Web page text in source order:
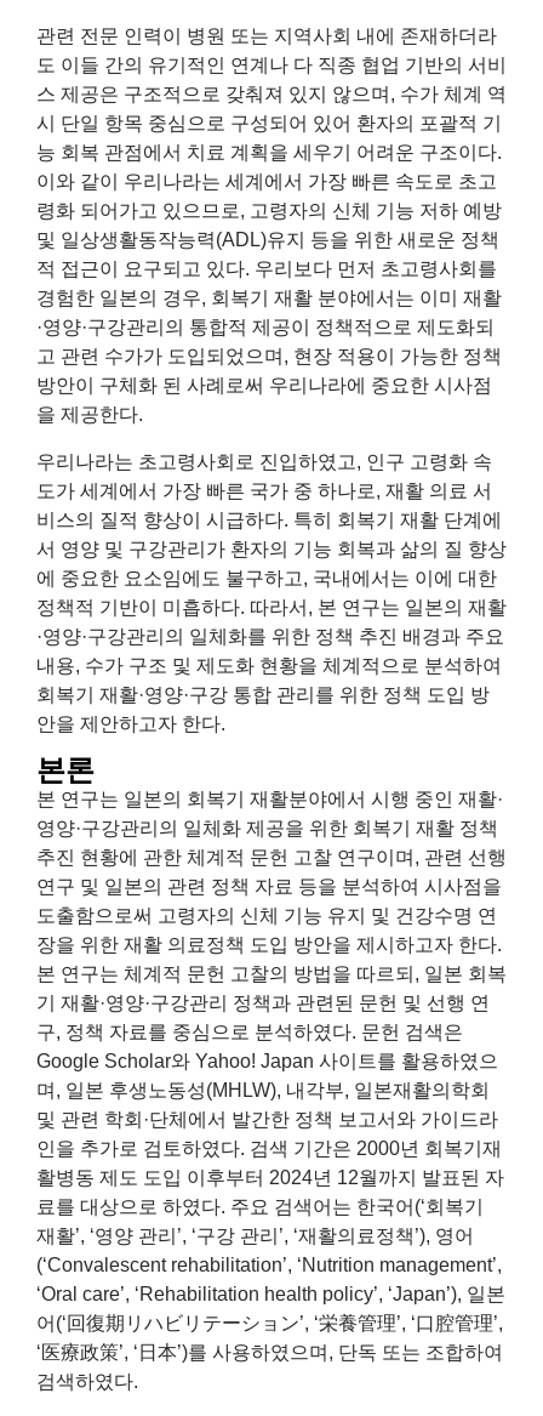
관련 전문 인력이 병원 또는 지역사회 내에 존재하더라
도 이들 간의 유기적인 연계나 다 직종 협업 기반의 서비
스 제공은 구조적으로 갖춰져 있지 않으며, 수가 체계 역
시 단일 항목 중심으로 구성되어 있어 환자의 포괄적 기
능 회복 관점에서 치료 계획을 세우기 어려운 구조이다.
이와 같이 우리나라는 세계에서 가장 빠른 속도로 초고
령화 되어가고 있으므로, 고령자의 신체 기능 저하 예방
및 일상생활동작능력(ADL)유지 등을 위한 새로운 정책
적 접근이 요구되고 있다. 우리보다 먼저 초고령사회를
경험한 일본의 경우, 회복기 재활 분야에서는 이미 재활
·영양·구강관리의 통합적 제공이 정책적으로 제도화되
고 관련 수가가 도입되었으며, 현장 적용이 가능한 정책
방안이 구체화 된 사례로써 우리나라에 중요한 시사점
을 제공한다.
우리나라는 초고령사회로 진입하였고, 인구 고령화 속
도가 세계에서 가장 빠른 국가 중 하나로, 재활 의료 서
비스의 질적 향상이 시급하다. 특히 회복기 재활 단계에
서 영양 및 구강관리가 환자의 기능 회복과 삶의 질 향상
에 중요한 요소임에도 불구하고, 국내에서는 이에 대한
정책적 기반이 미흡하다. 따라서, 본 연구는 일본의 재활
·영양·구강관리의 일체화를 위한 정책 추진 배경과 주요
내용, 수가 구조 및 제도화 현황을 체계적으로 분석하여
회복기 재활·영양·구강 통합 관리를 위한 정책 도입 방
안을 제안하고자 한다.
본론
본 연구는 일본의 회복기 재활분야에서 시행 중인 재활·
영양·구강관리의 일체화 제공을 위한 회복기 재활 정책
추진 현황에 관한 체계적 문헌 고찰 연구이며, 관련 선행
연구 및 일본의 관련 정책 자료 등을 분석하여 시사점을
도출함으로써 고령자의 신체 기능 유지 및 건강수명 연
장을 위한 재활 의료정책 도입 방안을 제시하고자 한다.
본 연구는 체계적 문헌 고찰의 방법을 따르되, 일본 회복
기 재활·영양·구강관리 정책과 관련된 문헌 및 선행 연
구, 정책 자료를 중심으로 분석하였다. 문헌 검색은
Google Scholar와 Yahoo! Japan 사이트를 활용하였으
며, 일본 후생노동성(MHLW), 내각부, 일본재활의학회
및 관련 학회·단체에서 발간한 정책 보고서와 가이드라
인을 추가로 검토하였다. 검색 기간은 2000년 회복기재
활병동 제도 도입 이후부터 2024년 12월까지 발표된 자
료를 대상으로 하였다. 주요 검색어는 한국어(‘회복기
재활’, ‘영양 관리’, ‘구강 관리’, ‘재활의료정책’), 영어
(‘Convalescent rehabilitation’, ‘Nutrition management’,
‘Oral care’, ‘Rehabilitation health policy’, ‘Japan’), 일본
어(‘回復期リハビリテーション’, ‘栄養管理’, ‘口腔管理’,
‘医療政策’, ‘日本’)를 사용하였으며, 단독 또는 조합하여
검색하였다.